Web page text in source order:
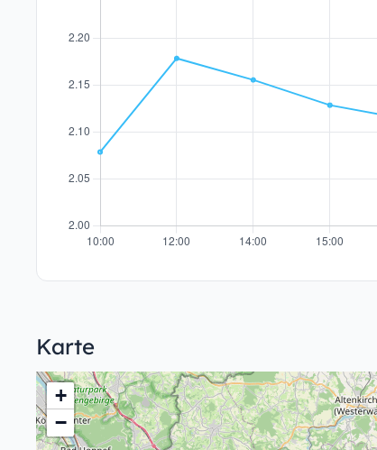
Karte
+
−